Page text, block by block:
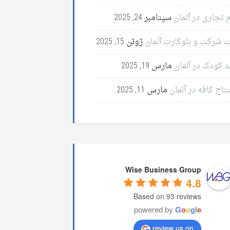
تجاری در آلمانسپتامبر 24, 2025
شرکت و بلوکارت آلمان ژوئن 15, 2025
کودک در آلمان مارس 19, 2025
کافه در آلمان مارس 11, 2025
Wise Business Group
4.8
Based on 93 reviews
powered by Google